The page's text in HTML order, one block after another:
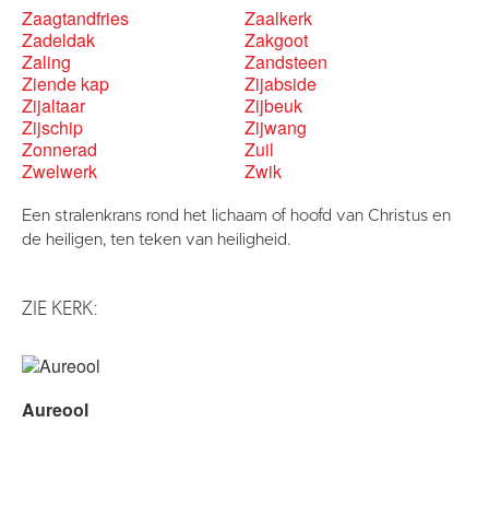
Zaagtandfries
Zaalkerk
Zadeldak
Zakgoot
Zaling
Zandsteen
Ziende kap
Zijabside
Zijaltaar
Zijbeuk
Zijschip
Zijwang
Zonnerad
Zuil
Zwelwerk
Zwik
Een stralenkrans rond het lichaam of hoofd van Christus en
de heiligen, ten teken van heiligheid.
ZIE KERK:
Aureool